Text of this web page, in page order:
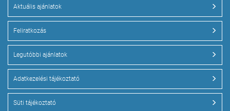
Aktuális ajánlatok
Feliratkozás
Legutóbbi ajánlatok
Adatkezelési tájékoztató
Süti tájékoztató